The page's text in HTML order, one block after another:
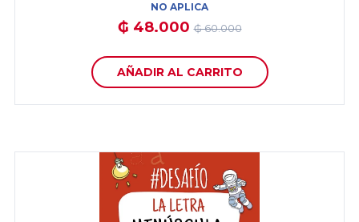
NO APLICA
₲ 48.000₲ 60.000
AÑADIR AL CARRITO